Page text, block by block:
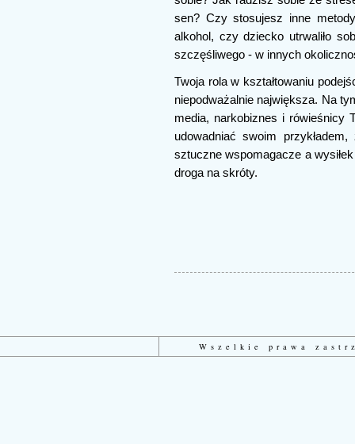
sen? Czy stosujesz inne
alkohol, czy dziecko utrwaliło
szczęśliwego - w innych
Twoja rola w kształtowaniu
niepodważalnie największa. Na
media, narkobiznes i rówieśnicy
udowadniać swoim
sztuczne wspomagacze a
droga na skróty.
Wszelkie prawa